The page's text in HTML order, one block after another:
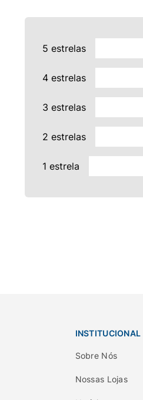
5 estrelas
4 estrelas
3 estrelas
2 estrelas
1 estrela
INSTITUCIONAL
Sobre Nós
Nossas Lojas